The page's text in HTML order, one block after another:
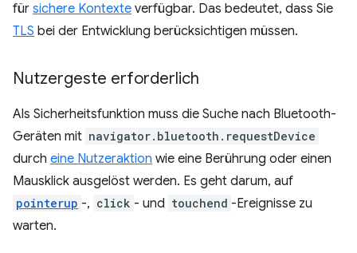
für sichere Kontexte verfügbar. Das bedeutet, dass Sie
TLS bei der Entwicklung berücksichtigen müssen.
Nutzergeste erforderlich
Als Sicherheitsfunktion muss die Suche nach Bluetooth-
Geräten mit navigator.bluetooth.requestDevice
durch eine Nutzeraktion wie eine Berührung oder einen
Mausklick ausgelöst werden. Es geht darum, auf
pointerup -, click - und touchend -Ereignisse zu
warten.